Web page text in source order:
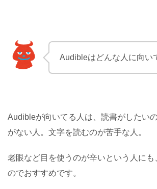
Audibleはどんな人に向い
Audibleが向いてる人は、読書がしたい
がない人。文字を読むのが苦手な人。
老眼など目を使うのが辛いという人にも
のでおすすめです。